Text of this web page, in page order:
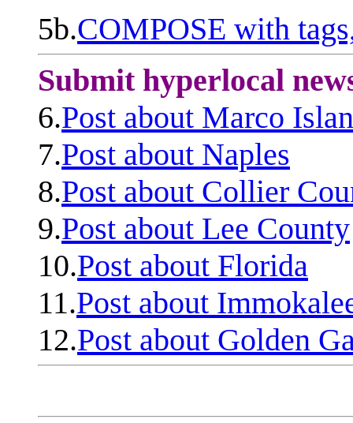
5b.COMPOSE with
Submit hyperlocal
6.Post about Marco
7.Post about Naples
8.Post about Collier
9.Post about Lee County
10.Post about Florida
11.Post about
12.Post about Golden